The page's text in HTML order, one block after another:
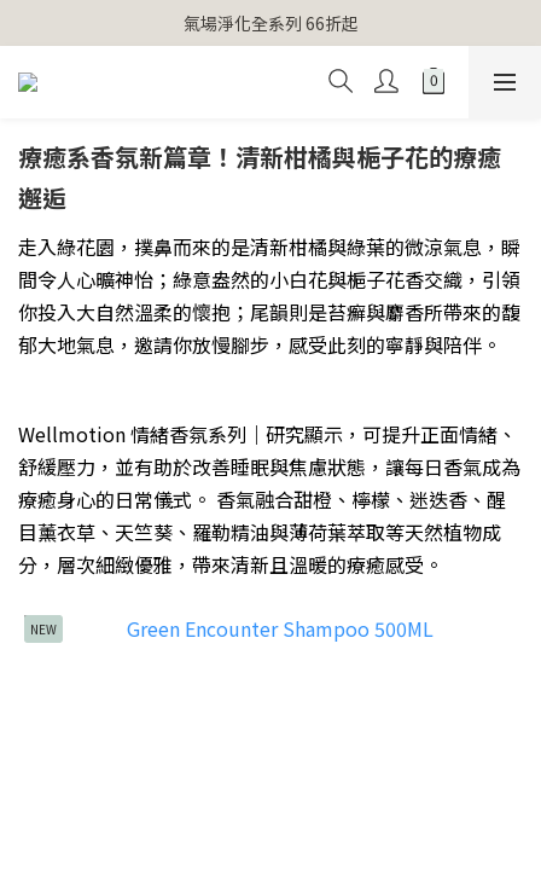
【官網獨家】首次消費 不限金額 即送 香遇熊超人行李吊牌
氣場淨化全系列 66折起
【官網獨家】首次消費 不限金額 即送 香遇熊超人行李吊牌
療癒系香氛新篇章！清新柑橘與梔子花的療癒
邂逅
走入綠花園，撲鼻而來的是清新柑橘與綠葉的微涼氣息，瞬
間令人心曠神怡；綠意盎然的小白花與梔子花香交織，引領
你投入大自然溫柔的懷抱；尾韻則是苔癬與麝香所帶來的馥
郁大地氣息，邀請你放慢腳步，感受此刻的寧靜與陪伴。
Wellmotion 情緒香氛系列｜研究顯示，可提升正面情緒、
舒緩壓力，並有助於改善睡眠與焦慮狀態，讓每日香氣成為
療癒身心的日常儀式。 香氣融合甜橙、檸檬、迷迭香、醒
目薰衣草、天竺葵、羅勒精油與薄荷葉萃取等天然植物成
分，層次細緻優雅，帶來清新且溫暖的療癒感受。
NEW